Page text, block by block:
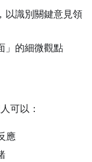
以識別關鍵意見領
」的細微觀點
可以：
應